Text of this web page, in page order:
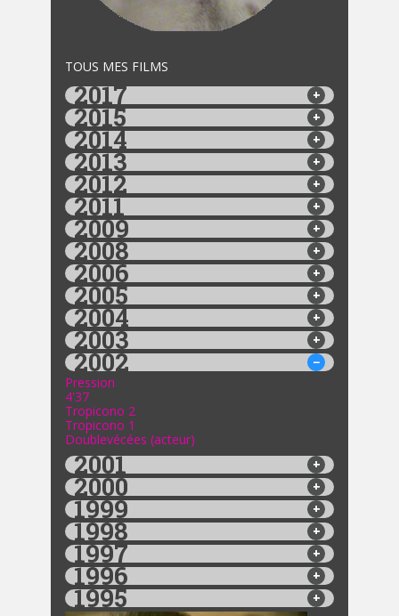
TOUS MES FILMS
2017
2015
2014
2013
2012
2011
2009
2008
2006
2005
2004
2003
2002
Pression
4'37
Tropicono 2
Tropicono 1
Doublevécées (acteur)
2001
2000
1999
1998
1997
1996
1995